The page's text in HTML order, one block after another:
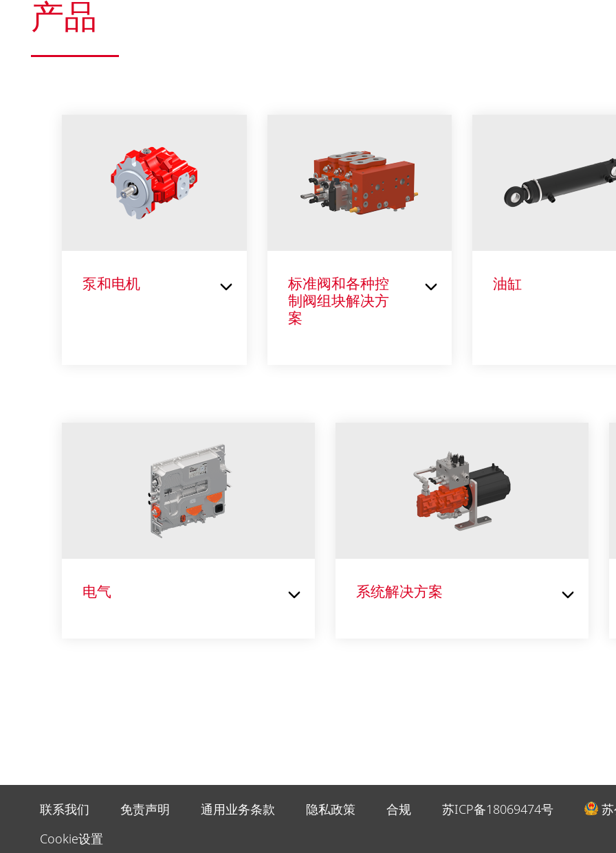
产品
泵和电机
标准阀和各种控
制阀组块解决方
案
油缸
电气 系统解决方案
联系我们 免责声明 通用业务条款 隐私政策 合规 苏ICP备18069474号
Cookie设置